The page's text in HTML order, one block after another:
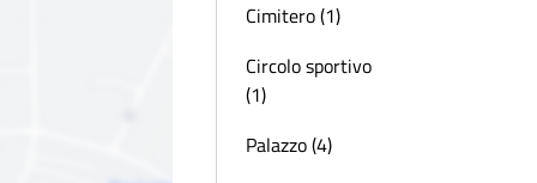
Cimitero (1)
Circolo sportivo
(1)
Palazzo (4)